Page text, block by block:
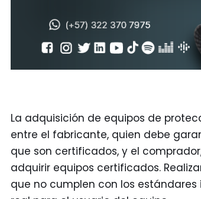
La adquisición de equipos de
entre el fabricante, quien debe
que son certificados, y el
adquirir equipos certificados.
que no cumplen con los